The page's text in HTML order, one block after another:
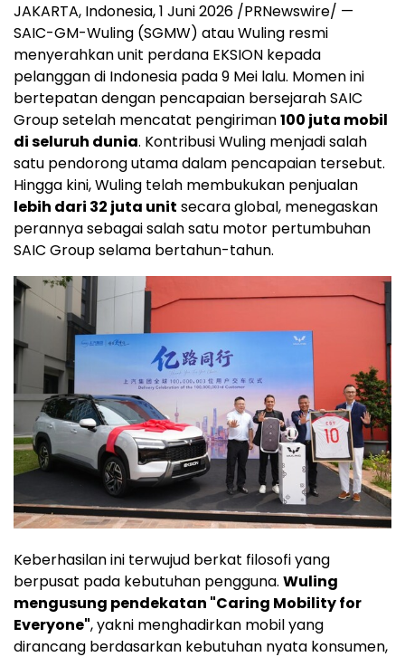
JAKARTA, Indonesia, 1 Juni 2026 /PRNewswire/ —
SAIC-GM-Wuling (SGMW) atau Wuling resmi
menyerahkan unit perdana EKSION kepada
pelanggan di Indonesia pada 9 Mei lalu. Momen ini
bertepatan dengan pencapaian bersejarah SAIC
Group setelah mencatat pengiriman100 juta mobil
di seluruh dunia. Kontribusi Wuling menjadi salah
satu pendorong utama dalam pencapaian tersebut.
Hingga kini, Wuling telah membukukan penjualan
lebih dari 32 juta unit secara global, menegaskan
perannya sebagai salah satu motor pertumbuhan
SAIC Group selama bertahun-tahun.
Keberhasilan ini terwujud berkat filosofi yang
berpusat pada kebutuhan pengguna. Wuling
mengusung pendekatan "Caring Mobility for
Everyone", yakni menghadirkan mobil yang
dirancang berdasarkan kebutuhan nyata konsumen,